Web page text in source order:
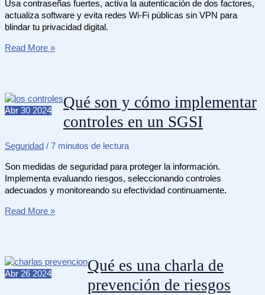
Usa contraseñas fuertes, activa la autenticación de dos factores,
actualiza software y evita redes Wi-Fi públicas sin VPN para
blindar tu privacidad digital.
Cómo
en
Internet
de
segura
Read More »
Abr 30 2024
Qué son y cómo implementar
controles en un SGSI
Seguridad / 7 minutos de lectura
Son medidas de seguridad para proteger la información.
Implementa evaluando riesgos, seleccionando controles
adecuados y monitoreando su efectividad continuamente.
Qué
implementar
controles
en
Read More »
Abr 26 2024
Qué es una charla de
prevención de riesgos